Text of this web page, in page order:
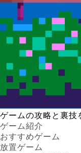
ゲームの攻略と裏技
ゲーム紹介
おすすめゲーム
放置ゲーム